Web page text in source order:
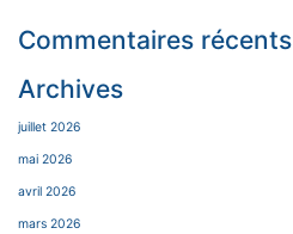
Commentaires récents
Archives
juillet 2026
mai 2026
avril 2026
mars 2026